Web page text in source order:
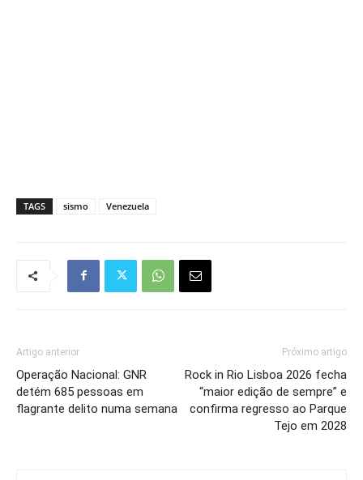
TAGS sismo Venezuela
Artigo anterior
Operação Nacional: GNR
detém 685 pessoas em
flagrante delito numa semana
Próximo artigo
Rock in Rio Lisboa 2026 fecha
“maior edição de sempre” e
confirma regresso ao Parque
Tejo em 2028